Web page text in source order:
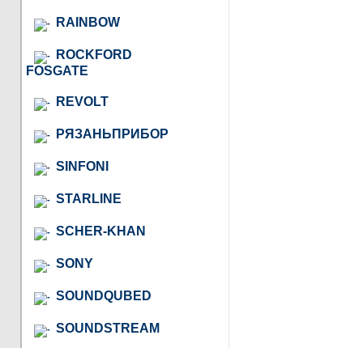
RAINBOW
ROCKFORD
FOSGATE
REVOLT
РЯЗАНЬПРИБОР
SINFONI
STARLINE
SCHER-KHAN
SONY
SOUNDQUBED
SOUNDSTREAM